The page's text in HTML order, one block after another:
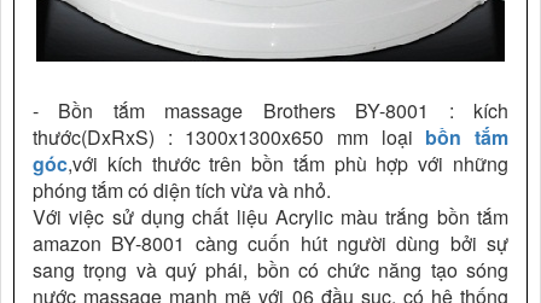
- Bồn tắm massage Brothers BY-8001 : kích
thước(DxRxS) : 1300x1300x650 mm loại bồn tắm
góc,với kích thước trên bồn tắm phù hợp với những
phóng tắm có diện tích vừa và nhỏ.
Với việc sử dụng chất liệu Acrylic màu trắng bồn tắm
amazon BY-8001 càng cuốn hút người dùng bởi sự
sang trọng và quý phái, bồn có chức năng tạo sóng
nước massage mạnh mẽ với 06 đầu sục, có hệ thống